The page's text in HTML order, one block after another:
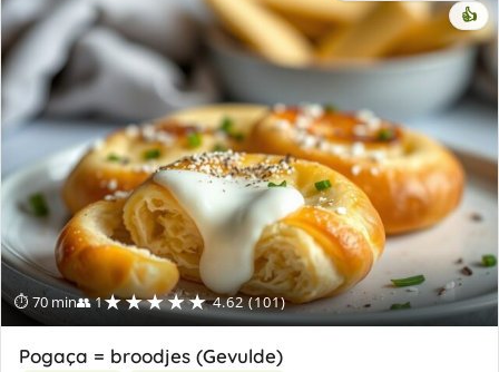
⏱ 70 min👥 1★★★★★ 4.62 (101)
👍
Pogaça = broodjes (Gevulde)